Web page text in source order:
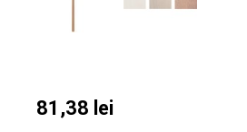
81,38 lei